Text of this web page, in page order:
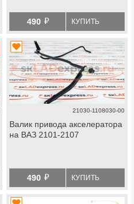
490 й КУПИТЬ
21030-1108030-00
Валик привода акселератора
на ВАЗ 2101-2107
490 й КУПИТЬ